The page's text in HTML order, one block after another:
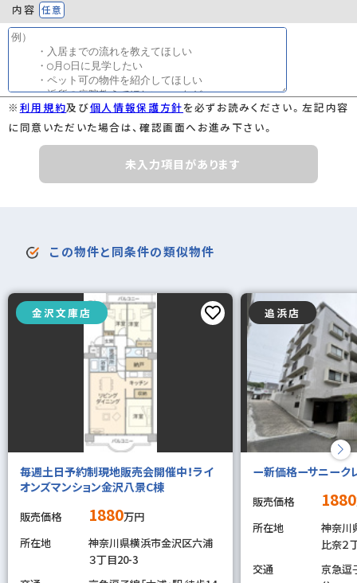
内容 任意
※ 利用規約及び個人情報保護方針を必ずお読みください。左記内容
に同意いただいた場合は、確認画面へお進み下さい。
未入力項目があります
この物件と同条件の類似物件
金沢文庫店
毎週土日予約制現地販売会開催中！ライ
オンズマンション金沢八景C棟
販売価格 1880万円
所在地
神奈川県横浜市金沢区六浦
３丁目20-3
追浜店
ー新価格ーサニーク
販売価格 1880
所在地
神奈川
比奈２
交通
京急逗